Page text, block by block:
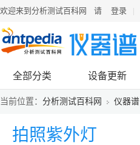
欢迎来到分析测试百科网 请 登录
全部分类 设备更新
求购
当前位置： 分析测试百科网 仪器谱
拍照紫外灯